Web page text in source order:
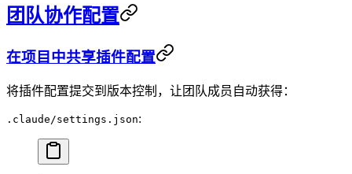
团队协作配置
在项目中共享插件配置
将插件配置提交到版本控制，让团队成员自动获得：
.claude/settings.json: